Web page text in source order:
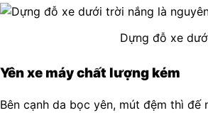
Dựng đỗ xe
Yên xe máy chất lượng kém
Bên cạnh da bọc yên, mút đệm thì